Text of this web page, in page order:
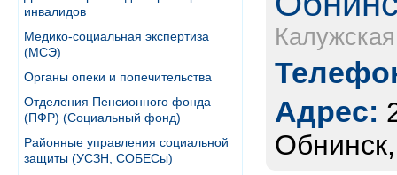
инвалидов
Медико-социальная экспертиза
(МСЭ)
Органы опеки и попечительства
Отделения Пенсионного фонда
(ПФР) (Социальный фонд)
Районные управления социальной
защиты (УСЗН, СОБЕСы)
Адрес: